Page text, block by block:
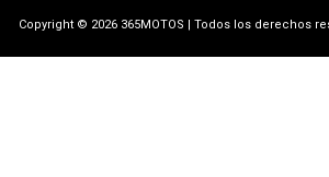
Copyright © 2026 365MOTOS | Todos los derechos